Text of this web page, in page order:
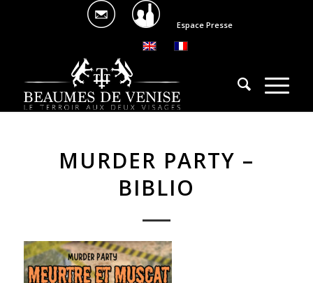
Espace Presse
MURDER PARTY –
BIBLIO